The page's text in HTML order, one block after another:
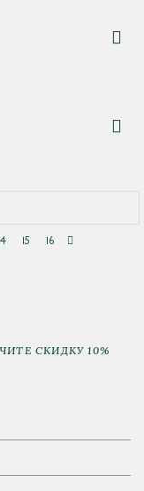
14 15 16
СКИДКУ 10%